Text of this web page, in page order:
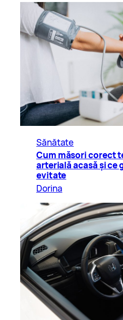
Sănătate
Cum măsori corect
arterială acasă și ce
evitate
Dorina